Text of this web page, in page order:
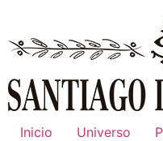
contenido
Inicio Universo